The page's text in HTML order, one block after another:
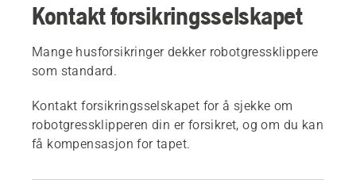
Kontakt forsikringsselskapet
Mange husforsikringer dekker robotgressklippere
som standard.
Kontakt forsikringsselskapet for å sjekke om
robotgressklipperen din er forsikret, og om du kan
få kompensasjon for tapet.